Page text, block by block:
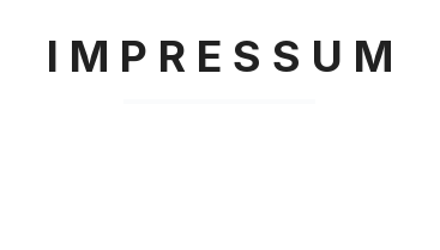
I M P R E S S U M